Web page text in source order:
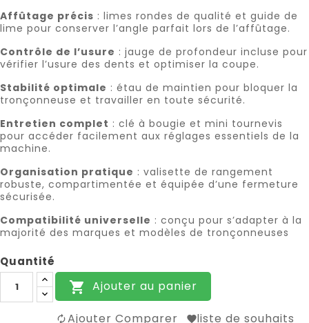
Affûtage précis : limes rondes de qualité et guide de
lime pour conserver l’angle parfait lors de l’affûtage.
Contrôle de l’usure : jauge de profondeur incluse pour
vérifier l’usure des dents et optimiser la coupe.
Stabilité optimale : étau de maintien pour bloquer la
tronçonneuse et travailler en toute sécurité.
Entretien complet : clé à bougie et mini tournevis
pour accéder facilement aux réglages essentiels de la
machine.
Organisation pratique : valisette de rangement
robuste, compartimentée et équipée d’une fermeture
sécurisée.
Compatibilité universelle : conçu pour s’adapter à la
majorité des marques et modèles de tronçonneuses
Quantité
 Ajouter au panier
Ajouter Comparer liste de souhaits